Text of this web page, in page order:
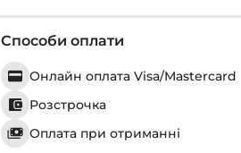
Способи оплати
Онлайн оплата Visa/Mastercard
Розстрочка
Оплата при отриманні